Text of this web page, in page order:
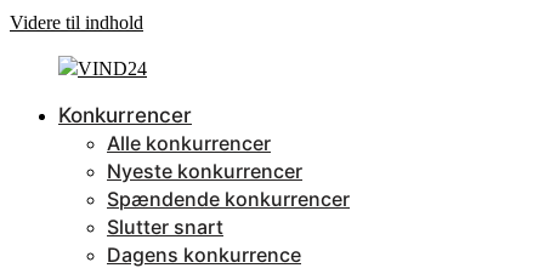
Videre til indhold
Konkurrencer
Alle konkurrencer
Nyeste konkurrencer
Spændende konkurrencer
Slutter snart
Dagens konkurrence